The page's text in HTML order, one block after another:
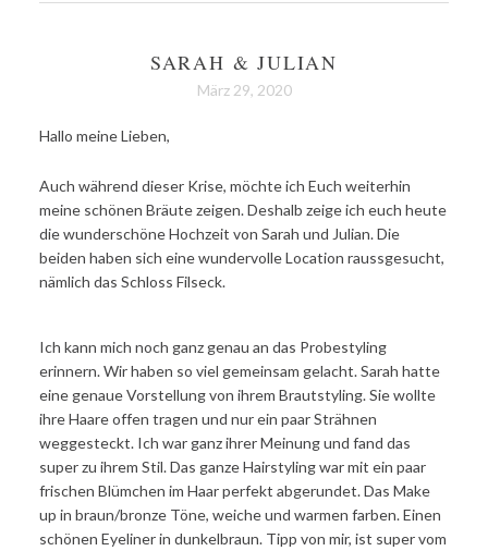
SARAH & JULIAN
März 29, 2020
Hallo meine Lieben,
Auch während dieser Krise, möchte ich Euch weiterhin
meine schönen Bräute zeigen. Deshalb zeige ich euch heute
die wunderschöne Hochzeit von Sarah und Julian. Die
beiden haben sich eine wundervolle Location raussgesucht,
nämlich das Schloss Filseck.
Ich kann mich noch ganz genau an das Probestyling
erinnern. Wir haben so viel gemeinsam gelacht. Sarah hatte
eine genaue Vorstellung von ihrem Brautstyling. Sie wollte
ihre Haare offen tragen und nur ein paar Strähnen
weggesteckt. Ich war ganz ihrer Meinung und fand das
super zu ihrem Stil. Das ganze Hairstyling war mit ein paar
frischen Blümchen im Haar perfekt abgerundet. Das Make
up in braun/bronze Töne, weiche und warmen farben. Einen
schönen Eyeliner in dunkelbraun. Tipp von mir, ist super vom